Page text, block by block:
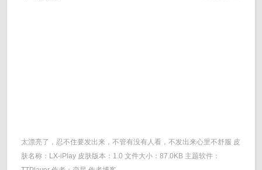
太漂亮了，忍不住要发出来，不管有没有人看，不发出来心里不舒服 皮
肤名称：LX-iPlay 皮肤版本：1.0 文件大小：87.0KB 主题软件：